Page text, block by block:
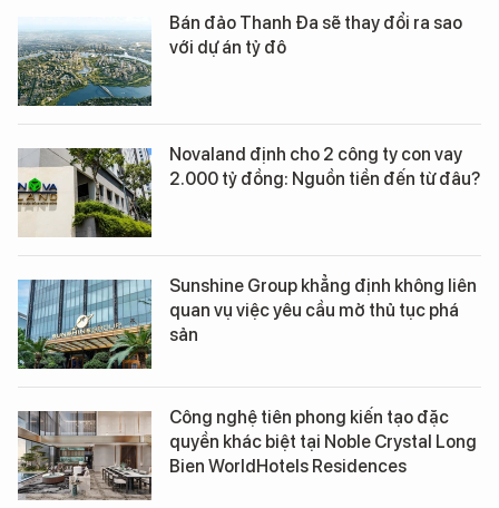
Bán đảo Thanh Đa sẽ thay đổi ra sao
với dự án tỷ đô
Novaland định cho 2 công ty con vay
2.000 tỷ đồng: Nguồn tiền đến từ đâu?
Sunshine Group khẳng định không liên
quan vụ việc yêu cầu mở thủ tục phá
sản
Công nghệ tiên phong kiến tạo đặc
quyền khác biệt tại Noble Crystal Long
Bien WorldHotels Residences